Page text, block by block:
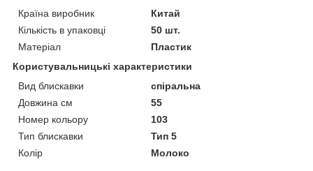
Країна виробник
Китай
Кількість в упаковці
50 шт.
Матеріал
Пластик
Користувальницькі характеристики
Вид блискавки
спіральна
Довжина см
55
Номер кольору
103
Тип блискавки
Тип 5
Колір
Молоко